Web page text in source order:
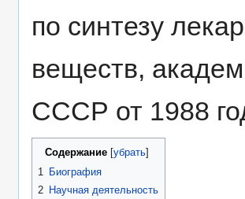
по синтезу
веществ,
СССР от 1988
Содержание убрать
1 Биография
2 Научная деятельность